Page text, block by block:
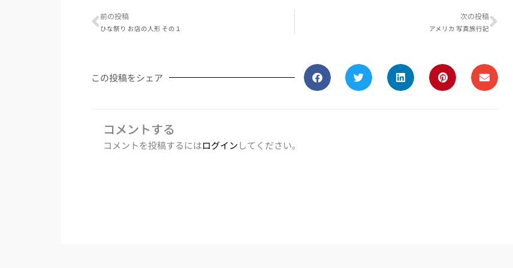
前の投稿
ひな祭り お店の人形 その１
次の投稿
アメリカ 写真旅行記
この投稿をシェア
コメントする
コメントを投稿するにはログインしてください。